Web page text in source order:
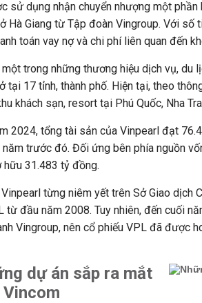
sử dụng nhận chuyển nhượng một
Hà Giang từ Tập đoàn Vingroup. Với số
toán vay nợ và chi phí liên quan đến
trong những thương hiệu dịch vụ, du
tại 17 tỉnh, thành phố. Hiện tại, theo
khách sạn, resort tại Phú Quốc, Nha
2024, tổng tài sản của Vinpearl đạt
trước đó. Đối ứng bên phía nguồn
hữu 31.483 tỷ đồng.
từng niêm yết trên Sở Giao dịch
từ đầu năm 2008. Tuy nhiên, đến cuối
Vingroup, nên cổ phiếu VPL đã được
dự án sắp ra mắt
Vincom